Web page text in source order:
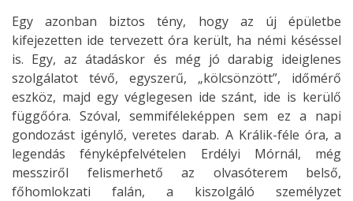
Egy azonban biztos tény, hogy az új épületbe
kifejezetten ide tervezett óra került, ha némi késéssel
is. Egy, az átadáskor és még jó darabig ideiglenes
szolgálatot tévő, egyszerű, „kölcsönzött”, időmérő
eszköz, majd egy véglegesen ide szánt, ide is kerülő
függőóra. Szóval, semmiféleképpen sem ez a napi
gondozást igénylő, veretes darab. A Králik-féle óra, a
legendás fényképfelvételen Erdélyi Mórnál, még
messziről felismerhető az olvasóterem belső,
főhomlokzati falán, a kiszolgáló személyzet